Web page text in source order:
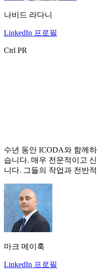
나비드 라다니
LinkedIn 프로필
Ctrl PR
수년 동안 ICODA와 함께
습니다. 매우 전문적이고
니다. 그들의 작업과 전반
마크 메이훅
LinkedIn 프로필